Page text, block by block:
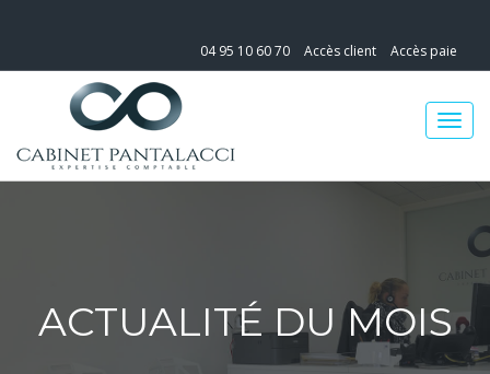
04 95 10 60 70 Accès client Accès paie
ACTUALITÉ DU MOIS